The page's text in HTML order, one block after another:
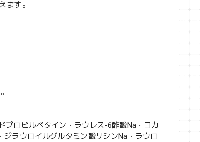
ます。
プロピルベタイン・ラウレス-6酢酸Na・コカ
ラウロイルグルタミン酸リシンNa・ラウロ